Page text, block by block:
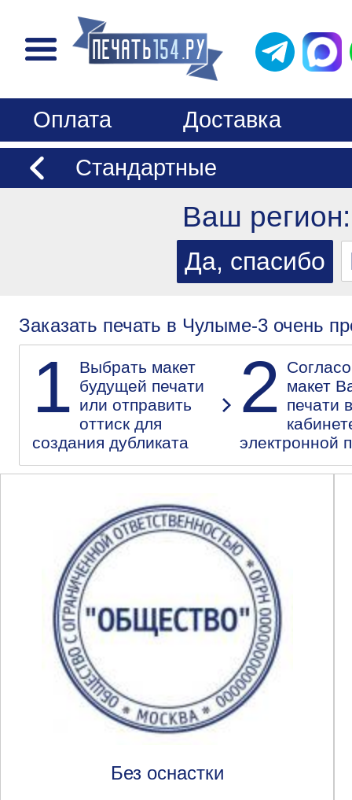
Оплата
Доставка
Стандартные
Ваш
Заказать печать в Чулыме-3 очень
1 Выбрать макет
будущей печати
или отправить
оттиск для
создания дубликата
2
макет
печати
электронной
Без оснастки